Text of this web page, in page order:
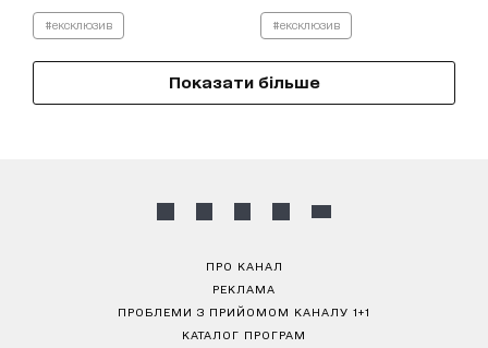
#ексклюзив #ексклюзив
Показати більше
ПРО КАНАЛ
РЕКЛАМА
ПРОБЛЕМИ З ПРИЙОМОМ КАНАЛУ 1+1
КАТАЛОГ ПРОГРАМ